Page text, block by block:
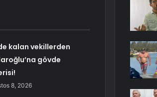
kalan vekillerden
gövde
8, 2026